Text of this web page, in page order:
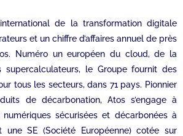
de la transformation digitale
et un chiffre d’affaires annuel de près
Numéro un européen du cloud, de la
supercalculateurs, le Groupe fournit des
tous les secteurs, dans 71 pays. Pionnier
de décarbonation, Atos s’engage à
sécurisées et décarbonées à
SE (Société Européenne) cotée sur